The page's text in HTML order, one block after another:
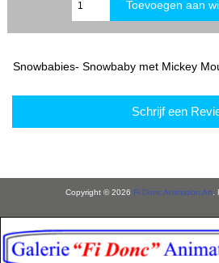
Snowbabies- Snowbaby met Mickey
Schrijf een
Copyright © 2026 Fi Donc Animation Art